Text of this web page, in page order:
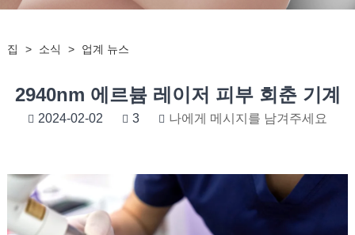
집 > 소식 > 업계 뉴스
2940nm 에르븀 레이저 피부 회춘 기계
2024-02-02 3 나에게 메시지를 남겨주세요